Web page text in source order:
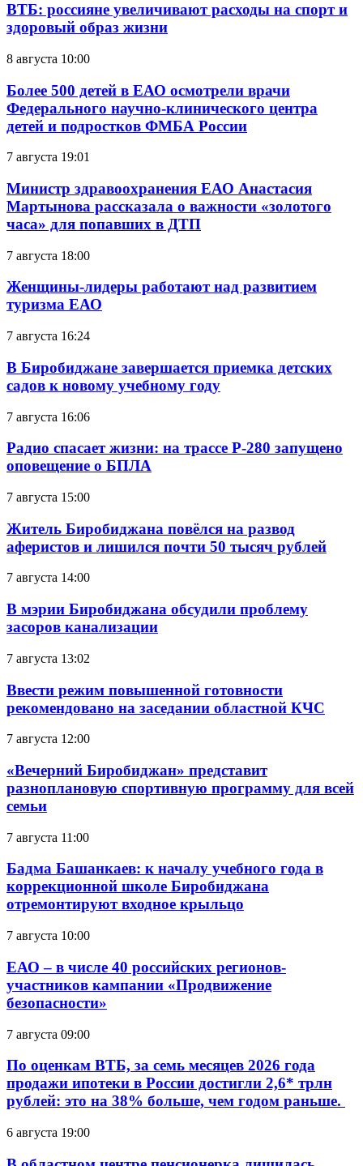
ВТБ: россияне увеличивают расходы на спорт и
здоровый образ жизни
8 августа 10:00
Более 500 детей в ЕАО осмотрели врачи
Федерального научно-клинического центра
детей и подростков ФМБА России
7 августа 19:01
Министр здравоохранения ЕАО Анастасия
Мартынова рассказала о важности «золотого
часа» для попавших в ДТП
7 августа 18:00
Женщины-лидеры работают над развитием
туризма ЕАО
7 августа 16:24
В Биробиджане завершается приемка детских
садов к новому учебному году
7 августа 16:06
Радио спасает жизни: на трассе Р-280 запущено
оповещение о БПЛА
7 августа 15:00
Житель Биробиджана повёлся на развод
аферистов и лишился почти 50 тысяч рублей
7 августа 14:00
В мэрии Биробиджана обсудили проблему
засоров канализации
7 августа 13:02
Ввести режим повышенной готовности
рекомендовано на заседании областной КЧС
7 августа 12:00
«Вечерний Биробиджан» представит
разноплановую спортивную программу для всей
семьи
7 августа 11:00
Бадма Башанкаев: к началу учебного года в
коррекционной школе Биробиджана
отремонтируют входное крыльцо
7 августа 10:00
ЕАО – в числе 40 российских регионов-
участников кампании «Продвижение
безопасности»
7 августа 09:00
По оценкам ВТБ, за семь месяцев 2026 года
продажи ипотеки в России достигли 2,6* трлн
рублей: это на 38% больше, чем годом раньше.
6 августа 19:00